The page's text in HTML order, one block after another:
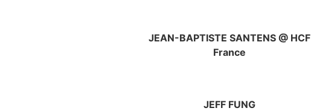
JEAN-BAPTISTE SANTENS @ HCF
France
JEFF FUNG